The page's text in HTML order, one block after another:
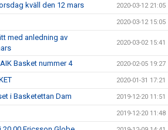
kväll den 12 mars 2020-03-12 21:05
2020-03-12 15:05
med anledning av
2020-03-02 15:41
Basket nummer 4 2020-02-05 19:27
2020-01-31 17:21
i Basketettan Dam 2019-12-20 11:51
2019-12-20 11:48